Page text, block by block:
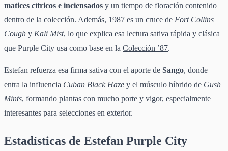
matices cítricos e inciensados y un tiempo de floración contenido
dentro de la colección. Además, 1987 es un cruce de Fort Collins
Cough y Kali Mist, lo que explica esa lectura sativa rápida y clásica
que Purple City usa como base en la Colección ’87.
Estefan refuerza esa firma sativa con el aporte de Sango, donde
entra la influencia Cuban Black Haze y el músculo híbrido de Gush
Mints, formando plantas con mucho porte y vigor, especialmente
interesantes para selecciones en exterior.
Estadísticas de Estefan Purple City